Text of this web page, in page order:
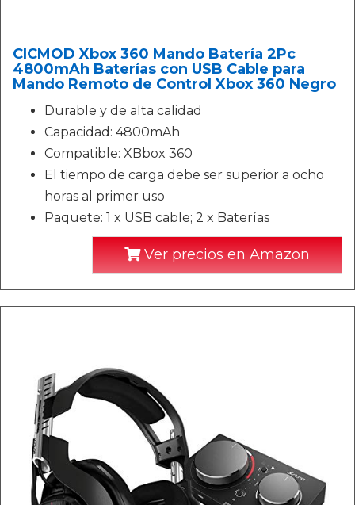
CICMOD Xbox 360 Mando Batería 2Pc
4800mAh Baterías con USB Cable para
Mando Remoto de Control Xbox 360 Negro
Durable y de alta calidad
Capacidad: 4800mAh
Compatible: XBbox 360
El tiempo de carga debe ser superior a ocho
horas al primer uso
Paquete: 1 x USB cable; 2 x Baterías
Ver precios en Amazon